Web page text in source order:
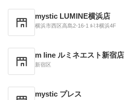
mystic LUMINE横浜店
横浜市西区高島2-16-1 ﾙﾐﾈ横浜4F
m line ルミネエスト新宿店
新宿区
mystic プレス